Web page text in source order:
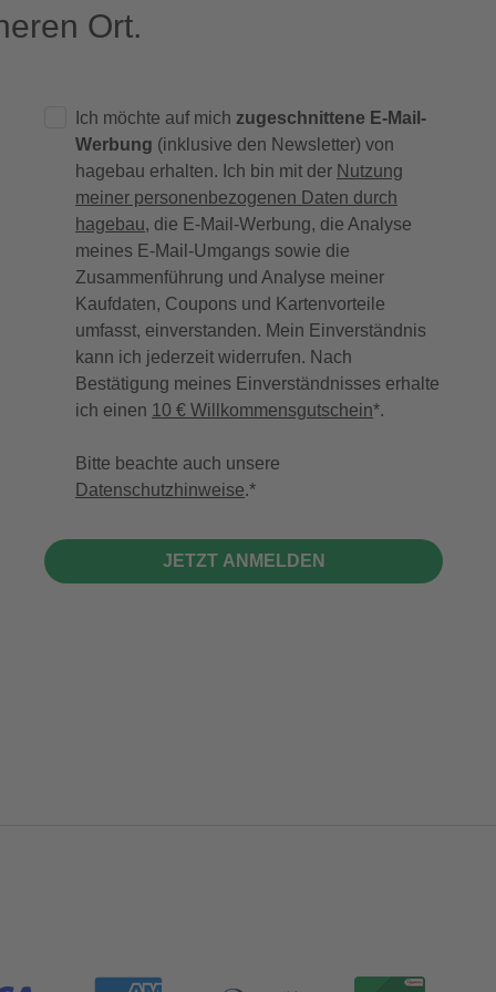
Ort.
Ich möchte auf mich zugeschnittene E-Mail-
Werbung (inklusive den Newsletter) von
hagebau erhalten. Ich bin mit der Nutzung
meiner personenbezogenen Daten durch
hagebau, die E-Mail-Werbung, die Analyse
meines E-Mail-Umgangs sowie die
Zusammenführung und Analyse meiner
Kaufdaten, Coupons und Kartenvorteile
umfasst, einverstanden. Mein Einverständnis
kann ich jederzeit widerrufen. Nach
Bestätigung meines Einverständnisses erhalte
ich einen 10 € Willkommensgutschein*.
Bitte beachte auch unsere
Datenschutzhinweise.
JETZT ANMELDEN